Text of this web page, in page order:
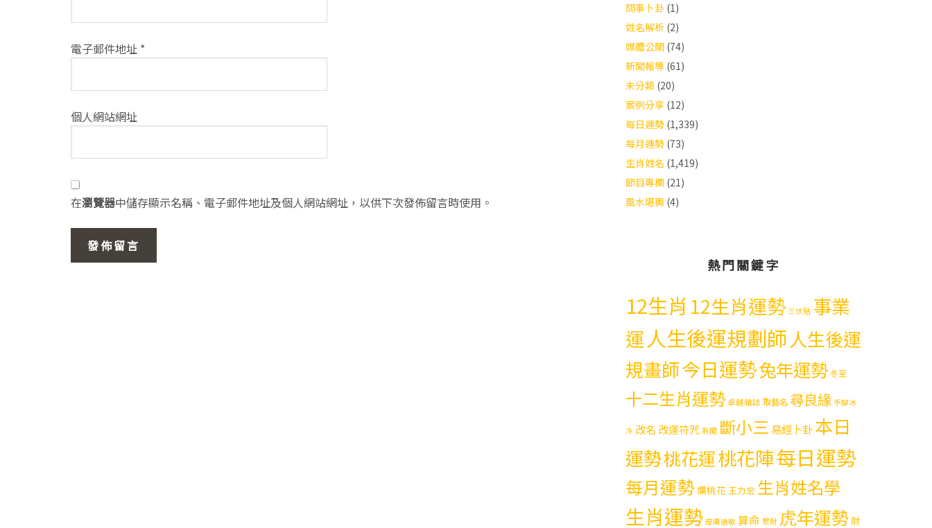
電子郵件地址 *
個人網站網址
在瀏覽器中儲存顯示名稱、電子郵件地址及個人網站網址，以供下次發佈留言時使用。
問事卜卦 (1)
姓名解析 (2)
媒體公關 (74)
新聞報導 (61)
未分類 (20)
案例分享 (12)
每日運勢 (1,339)
每月運勢 (73)
生肖姓名 (1,419)
節目專欄 (21)
風水堪輿 (4)
熱門關鍵字
12生肖 12生肖運勢 三伏貼 事業
運人生後運規劃師人生後運
規畫師今日運勢兔年運勢冬至
十二生肖運勢卓越雜誌 取藝名 尋良緣 手腳冰
冷 改名 改運符咒 新聞 斷小三易經卜卦本日
運勢桃花運桃花陣每日運勢
每月運勢 爛桃花 王力宏 生肖姓名學
生肖運勢 皮膚過敏 算命 聚財 虎年運勢 財